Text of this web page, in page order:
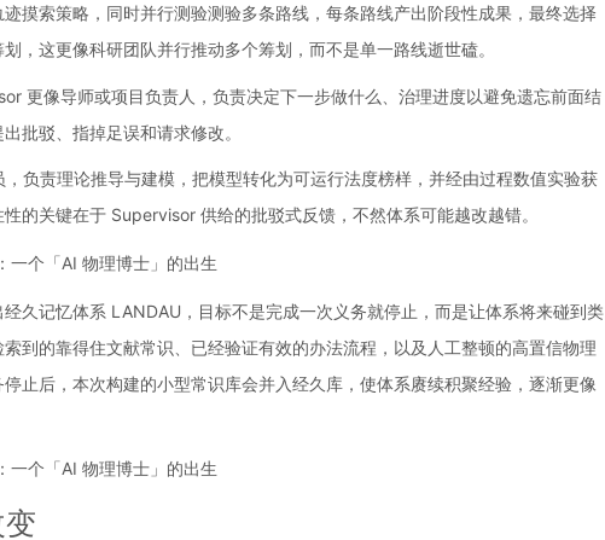
摸索策略，同时并行测验测验多条路线，每条路线产出阶段性成果，最终选择
，这更像科研团队并行推动多个筹划，而不是单一路线逝世磕。
更像导师或项目负责人，负责决定下一步做什么、治理进度以避免遗忘前面结
批驳、指掉足误和请求修改。
负责理论推导与建模，把模型转化为可运行法度榜样，并经由过程数值实验获
的关键在于 Supervisor 供给的批驳式反馈，不然体系可能越改越错。
久记忆体系 LANDAU，目标不是完成一次义务就停止，而是让体系将来碰到类
到的靠得住文献常识、已经验证有效的办法流程，以及人工整顿的高置信物理
止后，本次构建的小型常识库会并入经久库，使体系赓续积聚经验，逐渐更像